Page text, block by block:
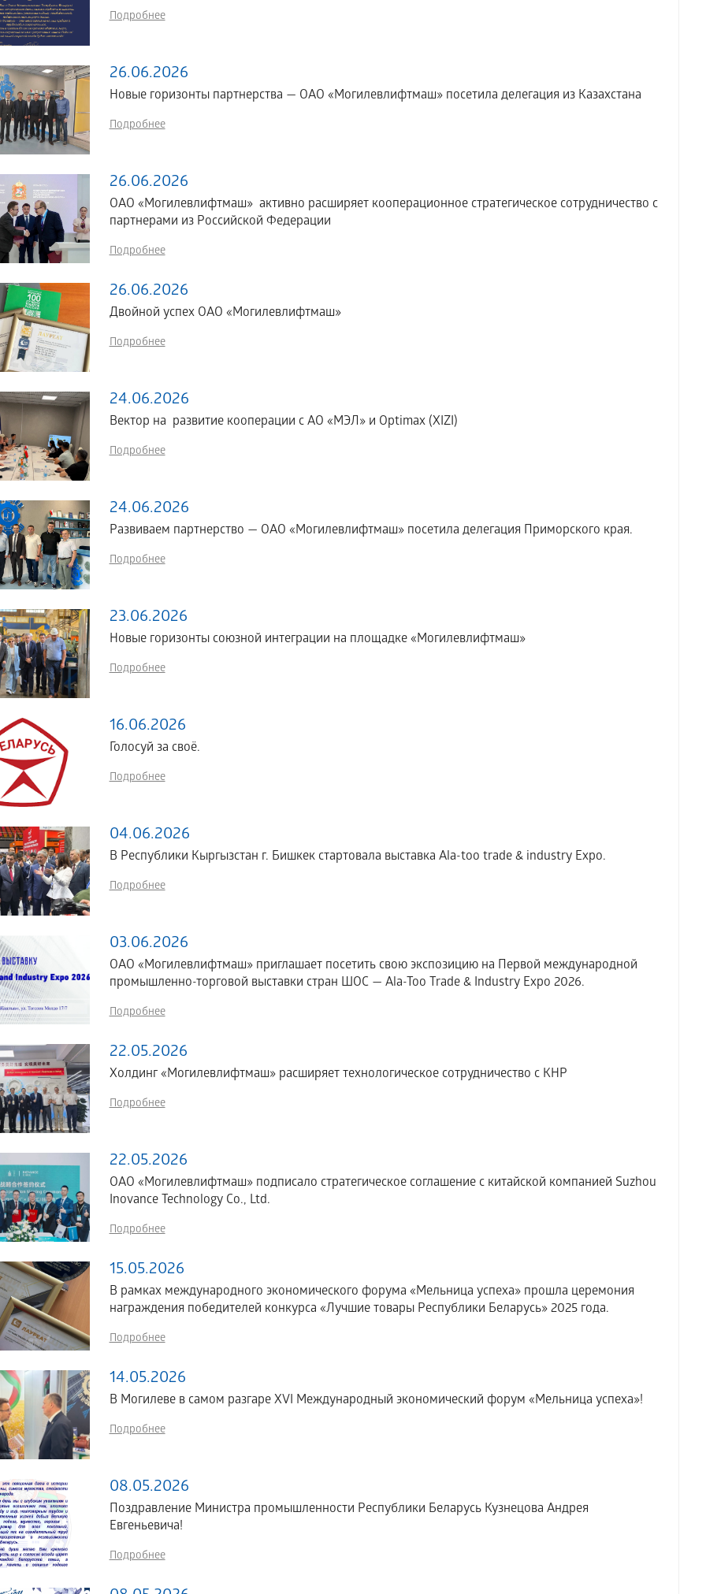
Подробнее
26.06.2026
Новые горизонты партнерства — ОАО «Могилевлифтмаш» посетила делегация из Казахстана
Подробнее
26.06.2026
ОАО «Могилевлифтмаш» активно расширяет кооперационное стратегическое сотрудничество с
партнерами из Российской Федерации
Подробнее
26.06.2026
Двойной успех ОАО «Могилевлифтмаш»
Подробнее
24.06.2026
Вектор на развитие кооперации с АО «МЭЛ» и Optimax (XIZI)
Подробнее
24.06.2026
Развиваем партнерство — ОАО «Могилевлифтмаш» посетила делегация Приморского края.
Подробнее
23.06.2026
Новые горизонты союзной интеграции на площадке «Могилевлифтмаш»
Подробнее
16.06.2026
Голосуй за своё.
Подробнее
04.06.2026
В Республики Кыргызстан г. Бишкек стартовала выставка Аla-too trade & industry Expo.
Подробнее
03.06.2026
ОАО «Могилевлифтмаш» приглашает посетить свою экспозицию на Первой международной
промышленно-торговой выставки стран ШОС — Ala-Too Trade & Industry Expo 2026.
Подробнее
22.05.2026
Холдинг «Могилевлифтмаш» расширяет технологическое сотрудничество с КНР
Подробнее
22.05.2026
ОАО «Могилевлифтмаш» подписало стратегическое соглашение с китайской компанией Suzhou
Inovance Technology Co., Ltd.
Подробнее
15.05.2026
В рамках международного экономического форума «Мельница успеха» прошла церемония
награждения победителей конкурса «Лучшие товары Республики Беларусь» 2025 года.
Подробнее
14.05.2026
В Могилеве в самом разгаре XVI Международный экономический форум «Мельница успеха»!
Подробнее
08.05.2026
Поздравление Министра промышленности Республики Беларусь Кузнецова Андрея
Евгеньевича!
Подробнее